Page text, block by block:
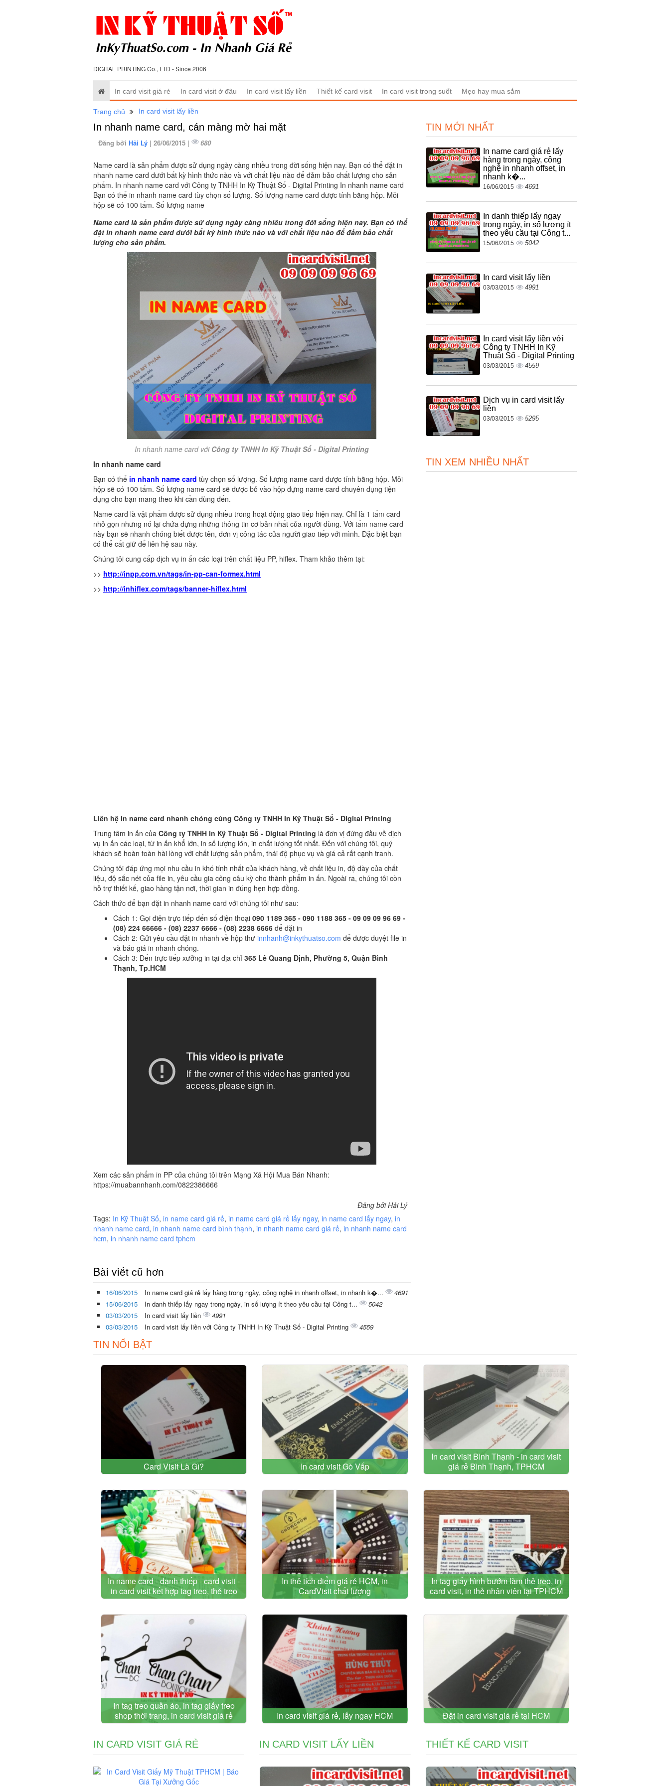
DIGITAL PRINTING Co., LTD - Since 2006
In card visit giá rẻ In card visit ở đâu In card visit lấy liền Thiết kế card visit In card visit trong suốt Mẹo hay mua sắm
Trang chủ In card visit lấy liền
In nhanh name card, cán màng mờ hai mặt
Đăng bởi Hải Lý | 26/06/2015 | 680
Name card là sản phẩm được sử dụng ngày càng nhiều trong đời sống hiện nay. Bạn có thể đặt in
nhanh name card dưới bất kỳ hình thức nào và với chất liệu nào để đảm bảo chất lượng cho sản
phẩm. In nhanh name card với Công ty TNHH In Kỹ Thuật Số - Digital Printing In nhanh name card
Bạn có thể in nhanh name card tùy chọn số lượng. Số lượng name card được tính bằng hộp. Mỗi
hộp sẽ có 100 tấm. Số lượng name
Name card là sản phẩm được sử dụng ngày càng nhiều trong đời sống hiện nay. Bạn có thể
đặt in nhanh name card dưới bất kỳ hình thức nào và với chất liệu nào để đảm bảo chất
lượng cho sản phẩm.
In nhanh name card vớiCông ty TNHH In Kỹ Thuật Số - Digital Printing
In nhanh name card
Bạn có thể in nhanh name card tùy chọn số lượng. Số lượng name card được tính bằng hộp. Mỗi
hộp sẽ có 100 tấm. Số lượng name card sẽ được bỏ vào hộp đựng name card chuyên dụng tiện
dụng cho bạn mang theo khi cần dùng đến.
Name card là vật phẩm được sử dụng nhiều trong hoạt động giao tiếp hiện nay. Chỉ là 1 tấm card
nhỏ gọn nhưng nó lại chứa đựng những thông tin cơ bản nhất của người dùng. Với tấm name card
này bạn sẽ nhanh chóng biết được tên, đơn vị công tác của người giao tiếp với mình. Đặc biệt bạn
có thể cất giữ để liên hệ sau này.
Chúng tôi cung cấp dịch vụ in ấn các loại trên chất liệu PP, hiflex. Tham khảo thêm tại:
>> http://inpp.com.vn/tags/in-pp-can-formex.html
>> http://inhiflex.com/tags/banner-hiflex.html
Liên hệ in name card nhanh chóng cùng Công ty TNHH In Kỹ Thuật Số - Digital Printing
Trung tâm in ấn của Công ty TNHH In Kỹ Thuật Số - Digital Printing là đơn vị đứng đầu về dịch
vụ in ấn các loại, từ in ấn khổ lớn, in số lượng lớn, in chất lượng tốt nhất. Đến với chúng tôi, quý
khách sẽ hoàn toàn hài lòng với chất lượng sản phẩm, thái độ phục vụ và giá cả rất cạnh tranh.
Chúng tôi đáp ứng mọi nhu cầu in khó tính nhất của khách hàng, về chất liệu in, độ dày của chất
liệu, độ sắc nét của file in, yêu cầu gia công câu kỳ cho thành phẩm in ấn. Ngoài ra, chúng tôi còn
hỗ trợ thiết kế, giao hàng tận nơi, thời gian in đúng hẹn hợp đồng.
Cách thức để bạn đặt in nhanh name card với chúng tôi như sau:
Cách 1: Gọi điện trực tiếp đến số điện thoại 090 1189 365 - 090 1188 365 - 09 09 09 96 69 -
(08) 224 66666 - (08) 2237 6666 - (08) 2238 6666 để đặt in
Cách 2: Gửi yêu cầu đặt in nhanh về hộp thư innhanh@inkythuatso.com để được duyệt file in
và báo giá in nhanh chóng.
Cách 3: Đến trực tiếp xưởng in tại địa chỉ 365 Lê Quang Định, Phường 5, Quận Bình
Thạnh, Tp.HCM
Xem các sản phẩm in PP của chúng tôi trên Mạng Xã Hội Mua Bán Nhanh:
https://muabannhanh.com/0822386666
Đăng bởi Hải Lý
Tags: In Kỹ Thuật Số, in name card giá rẻ, in name card giá rẻ lấy ngay, in name card lấy ngay, in
nhanh name card, in nhanh name card bình thạnh, in nhanh name card giá rẻ, in nhanh name card
hcm, in nhanh name card tphcm
Bài viết cũ hơn
16/06/2015 In name card giá rẻ lấy hàng trong ngày, công nghệ in nhanh offset, in nhanh k�...
4691
15/06/2015
In danh thiếp lấy ngay trong ngày, in số lượng ít theo yêu cầu tại Công t...
5042
03/03/2015
In card visit lấy liền
4991
03/03/2015
In card visit lấy liền với Công ty TNHH In Kỹ Thuật Số - Digital Printing 4559
TIN MỚI NHẤT
In name card giá rẻ lấy
hàng trong ngày, công
nghệ in nhanh offset, in
nhanh k�...
16/06/2015 4691
In danh thiếp lấy ngay
trong ngày, in số lượng ít
theo yêu cầu tại Công t...
15/06/2015 5042
In card visit lấy liền
03/03/2015 4991
In card visit lấy liền với
Công ty TNHH In Kỹ
Thuật Số - Digital Printing
03/03/2015 4559
Dịch vụ in card visit lấy
liền
03/03/2015 5295
TIN XEM NHIỀU NHẤT
TIN NỔI BẬT
Card Visit Là Gì? In card visit Gò Vấp
In card visit Bình Thạnh - in card visit
giá rẻ Bình Thạnh, TPHCM
In name card - danh thiếp - card visit -
in card visit kết hợp tag treo, thẻ treo
In thẻ tích điểm giá rẻ HCM, in
CardVisit chất lượng
In tag giấy hình bướm làm thẻ treo, in
card visit, in thẻ nhân viên tại TPHCM
In tag treo quần áo, in tag giấy treo
shop thời trang, in card visit giá rẻ
In card visit giá rẻ, lấy ngay HCM Đặt in card visit giá rẻ tại HCM
IN CARD VISIT GIÁ RẺ IN CARD VISIT LẤY LIỀN THIẾT KẾ CARD VISIT